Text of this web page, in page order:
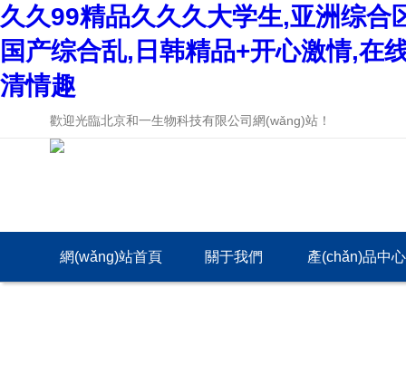
久久99精品久久久大学生,亚洲综
国产综合乱,日韩精品+开心激情,在
清情趣
歡迎光臨北京和一生物科技有限公司網(wǎng)站！
網(wǎng)站首頁 關于我們 產(chǎn)品中心